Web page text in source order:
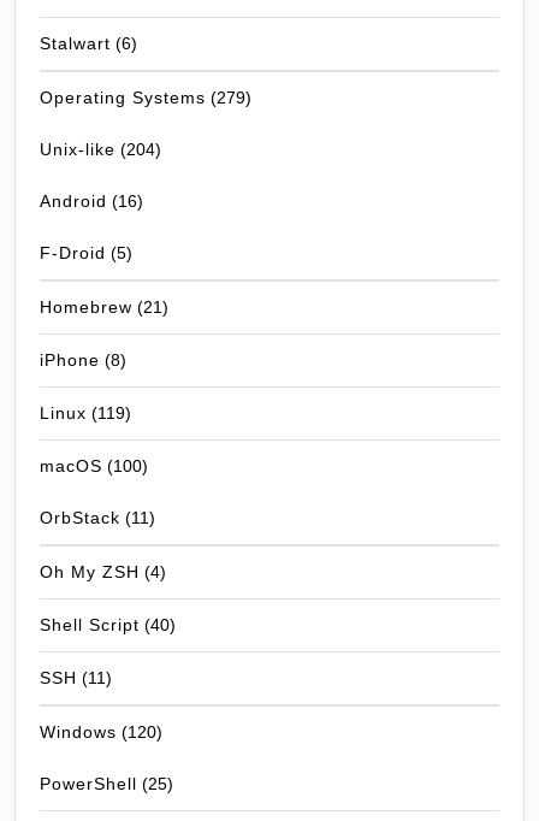
Stalwart (6)
Operating Systems (279)
Unix-like (204)
Android (16)
F-Droid (5)
Homebrew (21)
iPhone (8)
Linux (119)
macOS (100)
OrbStack (11)
Oh My ZSH (4)
Shell Script (40)
SSH (11)
Windows (120)
PowerShell (25)